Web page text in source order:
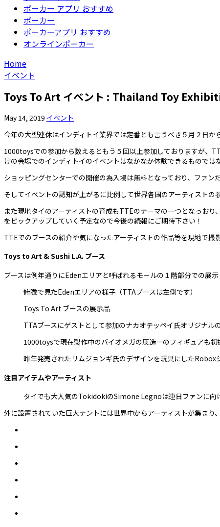
ポーカー アプリ おすすめ
ポーカー
ポーカーアプリ おすすめ
オンラインポーカー
Home
イベント
Toys To Art イベント : Thailand Toy
May 14, 2019 イベント
今年の大型連休はインディトイ業界では定番とも言うべき５月２日
1000toysでの参加から数えるともう５回以上参加しておりますが、
けの会場でのインディトイのイベントはなかなか体験できるもので
ショッピングセンターでの開催の為入場は無料となっており、ファ
そしてイベントの認知が上がるに比例して世界各国のアーティスト
また現地タイのアーティストの育成もTTEのテーマの一つとなっお
をピックアップしていく予定なので今後の続報にご期待下さい！
TTEでのブースの紹介や気になったアーティストの作品等を現地で
Toys to Art & Sushi L.A. ブース
ブースは例年通りにEdenエリアと呼ばれるモールの１階部分での展
俯瞰で見たEdenエリアの様子（TTAブースは左側です）
Toys To Art ブースの展示品
TTAブースにゲストとして参加のナカオテッペイ氏オリジナル
1000toysで現在製作中のバイオメガの庚造一のフィギュアも初
昨年発売されたリムジョンギ氏のデザインを玩具にしたRobox
注目アイテムやアーティスト
タイでも大人気のTokidokiのSimone Legnoは連日ファンに向
外に設置されていた巨大テントには世界中からアーティストが集まり